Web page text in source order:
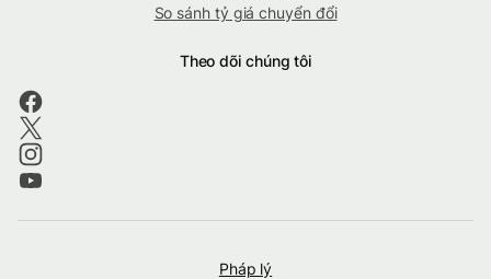
So sánh tỷ giá chuyển đổi
Theo dõi chúng tôi
Pháp lý